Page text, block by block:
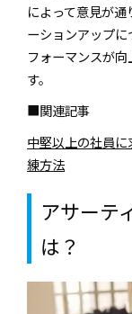
によって意見が
ーションアップ
フォーマンスが
す。
■関連記事
中堅以上の社員
練方法
アサーテ
は？